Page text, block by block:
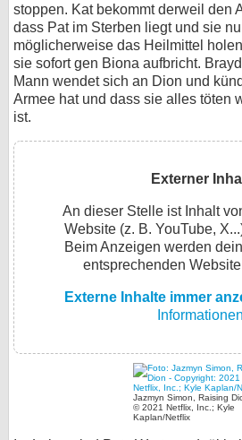
stoppen. Kat bekommt derweil den
dass Pat im Sterben liegt und sie
möglicherweise das Heilmittel
sie sofort gen Biona aufbricht.
Mann wendet sich an Dion und
Armee hat und dass sie alles töten
ist.
Externer
An dieser Stelle ist Inhalt
Website (z. B. YouTube,
Beim Anzeigen werden
entsprechenden
Externe Inhalte immer
Informationen
Jazmyn Simon, Raising
© 2021 Netflix, Inc.; Kyle
Kaplan/Netflix